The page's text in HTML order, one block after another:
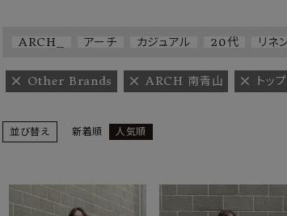
アーチ
ARCH_ アーチ カジュアル 20代 リネ
Other Brands ARCH 南青山 トッ
並び替え 新着順 人気順